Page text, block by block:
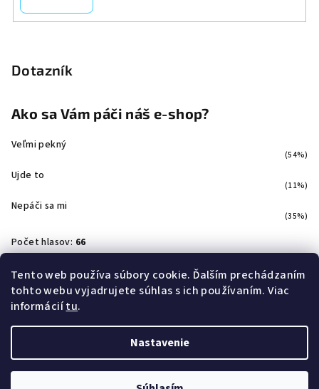
Tento web používa súbory cookie. Ďalším prechádzaním
tohto webu vyjadrujete súhlas s ich používaním. Viac
informáciítu.
Nastavenie
Dotazník
Ako sa Vám páči náš e-shop?
Veľmi pekný
(54%)
Ujde to
(11%)
Nepáči sa mi
(35%)
Počet hlasov: 66
Facebook